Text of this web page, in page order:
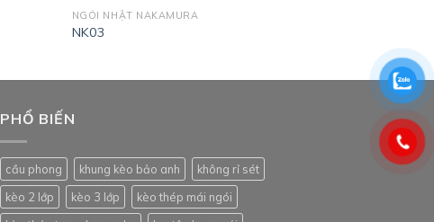
NGÓI NHẬT NAKAMURA
NK03
PHỔ BIẾN
cầu phong khung kèo bảo anh
không rỉ sét
kèo 2 lớp
kèo 3 lớp
kèo thép mái ngói